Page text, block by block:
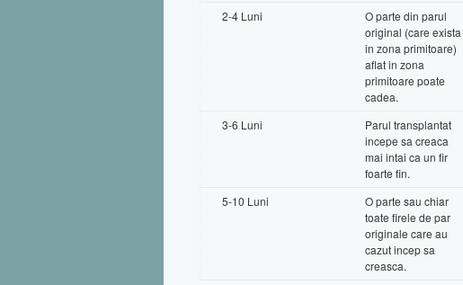
2-4 Luni
O parte din parul
original (care exista
in zona primitoare)
aflat in zona
primitoare poate
cadea.
3-6 Luni
Parul transplantat
incepe sa creaca
mai intai ca un fir
foarte fin.
5-10 Luni
O parte sau chiar
toate firele de par
originale care au
cazut incep sa
creasca.